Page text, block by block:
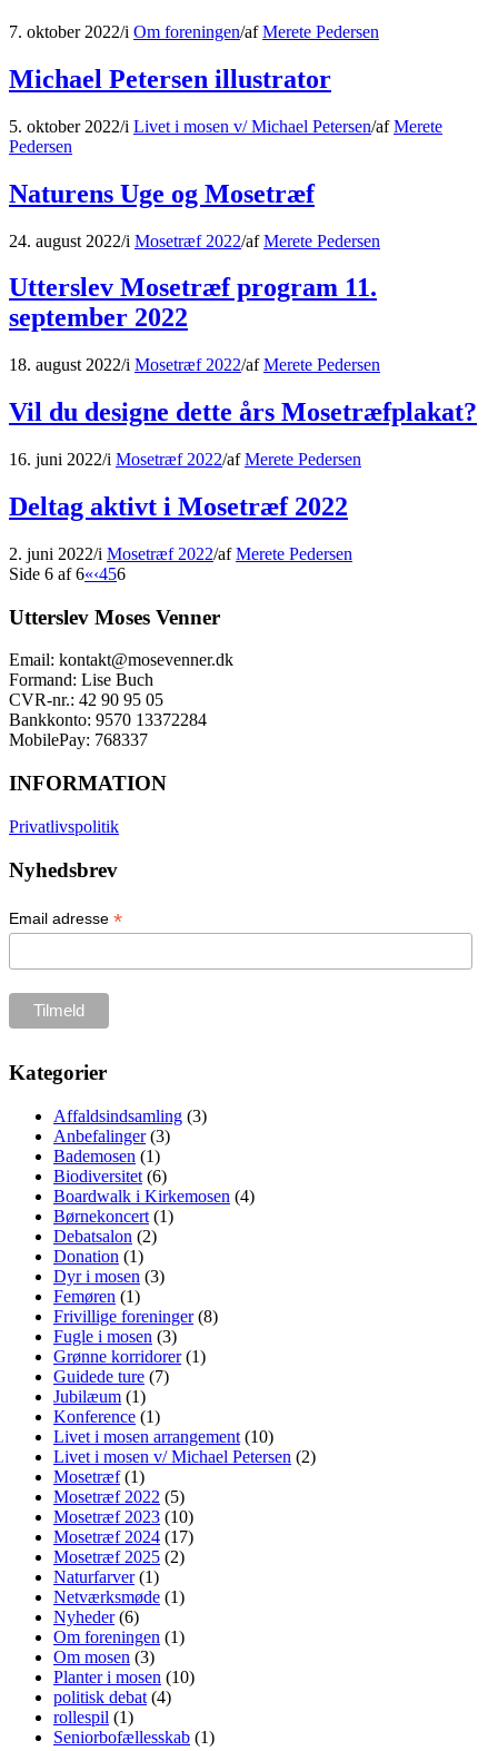
7. oktober 2022/i Om foreningen/afMerete Pedersen
Michael Petersen illustrator
5. oktober 2022/i Livet i mosen v/ Michael Petersen/afMerete
Pedersen
Naturens Uge og Mosetræf
24. august 2022/i Mosetræf 2022/afMerete Pedersen
Utterslev Mosetræf program 11.
september 2022
18. august 2022/i Mosetræf 2022/afMerete Pedersen
Vil du designe dette års Mosetræfplakat?
16. juni 2022/i Mosetræf 2022/afMerete Pedersen
Deltag aktivt i Mosetræf 2022
2. juni 2022/i Mosetræf 2022/afMerete Pedersen
Side 6 af 6«‹456
Utterslev Moses Venner
Email: kontakt@mosevenner.dk
Formand: Lise Buch
CVR-nr.: 42 90 95 05
Bankkonto: 9570 13372284
MobilePay: 768337
INFORMATION
Privatlivspolitik
Nyhedsbrev
Email adresse *
Kategorier
Affaldsindsamling (3)
Anbefalinger(3)
Bademosen (1)
Biodiversitet (6)
Boardwalk i Kirkemosen (4)
Børnekoncert (1)
Debatsalon (2)
Donation (1)
Dyr i mosen (3)
Femøren (1)
Frivillige foreninger(8)
Fugle i mosen (3)
Grønne korridorer(1)
Guidede ture (7)
Jubilæum (1)
Konference (1)
Livet i mosen arrangement (10)
Livet i mosen v/ Michael Petersen (2)
Mosetræf(1)
Mosetræf 2022 (5)
Mosetræf 2023 (10)
Mosetræf 2024 (17)
Mosetræf 2025 (2)
Naturfarver(1)
Netværksmøde (1)
Nyheder(6)
Om foreningen (1)
Om mosen (3)
Planter i mosen (10)
politisk debat (4)
rollespil (1)
Seniorbofællesskab (1)